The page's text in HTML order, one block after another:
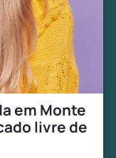
em Monte
livre de